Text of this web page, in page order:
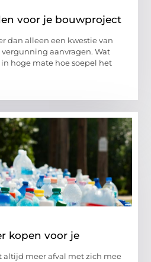
voor je bouwproject
dan alleen een kwestie van
aanvragen. Wat
hoge mate hoe soepel het
kopen voor je
altijd meer afval met zich mee